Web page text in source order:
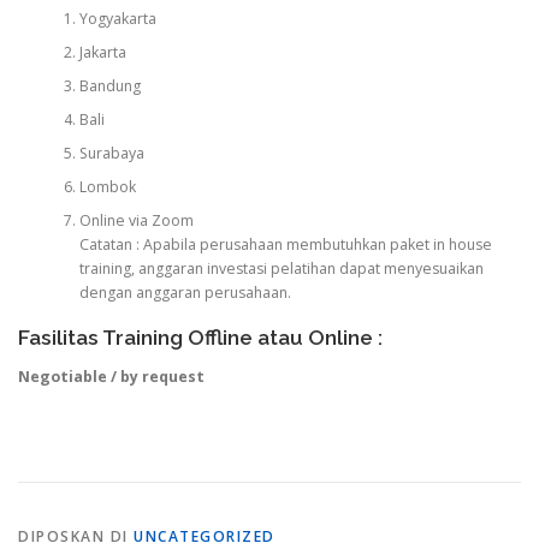
Yogyakarta
Jakarta
Bandung
Bali
Surabaya
Lombok
Online via Zoom
Catatan : Apabila perusahaan membutuhkan paket in house
training, anggaran investasi pelatihan dapat menyesuaikan
dengan anggaran perusahaan.
Fasilitas Training Offline atau Online :
Negotiable / by request
DIPOSKAN DI UNCATEGORIZED